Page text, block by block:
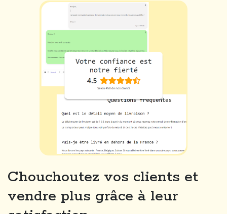
Chouchoutez vos clients et
vendre plus grâce à leur